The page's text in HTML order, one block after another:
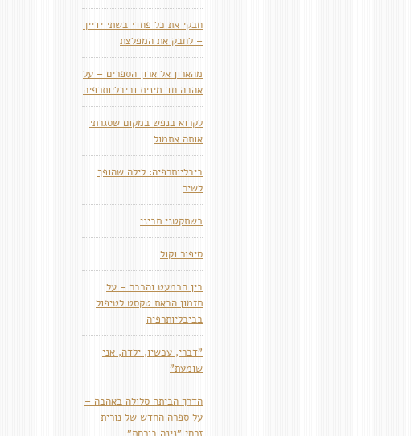
חבקי את כל פחדי בשתי ידייך
– לחבק את המפלצת
מהארון אל ארון הספרים – על
אהבה חד מינית וביבליותרפיה
לקרוא בנפש במקום שסגרתי
אותה אתמול
ביבליותרפיה: לילה שהופך
לשיר
כשתקטני תביני
סיפור וקול
בין הכמעט והכבר – על
תזמון הבאת טקסט לטיפול
בביבליותרפיה
"דברי, עכשיו, ילדה, אני
שומעת"
הדרך הביתה סלולה באהבה –
על ספרה החדש של נורית